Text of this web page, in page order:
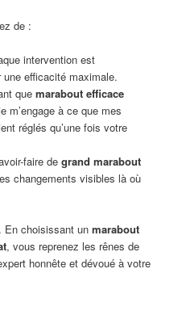
de :
intervention est
efficacité maximale.
que marabout efficace
m’engage à ce que mes
réglés qu’une fois votre
faire de grand marabout
changements visibles là où
En choisissant unmarabout
, vous reprenez les rênes de
honnête et dévoué à votre